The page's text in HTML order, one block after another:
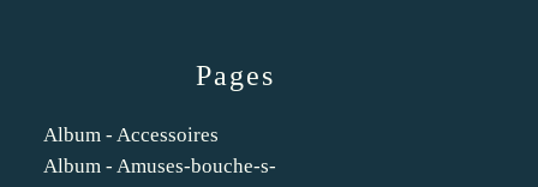
Pages
Album - Accessoires
Album - Amuses-bouche-s-